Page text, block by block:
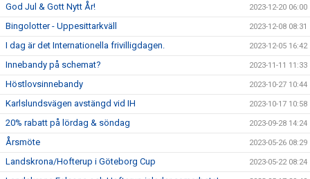
God Jul & Gott Nytt År! 2023-12-20 06:00
Bingolotter - Uppesittarkväll 2023-12-08 08:31
I dag är det Internationella frivilligdagen. 2023-12-05 16:42
Innebandy på schemat? 2023-11-11 11:33
Höstlovsinnebandy 2023-10-27 10:44
Karlslundsvägen avstängd vid IH 2023-10-17 10:58
20% rabatt på lördag & söndag 2023-09-28 14:24
Årsmöte 2023-05-26 08:29
Landskrona/Hofterup i Göteborg Cup 2023-05-22 08:24